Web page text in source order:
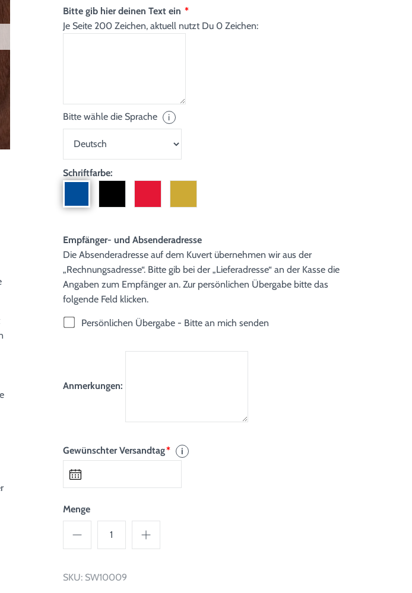
Bitte gib hier deinen Text ein *
Je Seite 200 Zeichen, aktuell nutzt Du 0Zeichen:
Bitte wähle die Sprache i
Schriftfarbe:
Empfänger- und Absenderadresse
Die Absenderadresse auf dem Kuvert übernehmen wir aus der
„Rechnungsadresse“. Bitte gib bei der „Lieferadresse“ an der Kasse die
Angaben zum Empfänger an. Zur persönlichen Übergabe bitte das
folgende Feld klicken.
Persönlichen Übergabe - Bitte an mich senden
Anmerkungen:
Gewünschter Versandtag* i
Menge
SKU: SW10009